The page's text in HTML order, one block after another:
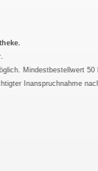
Mindestbestellwert
Inanspruchnahme